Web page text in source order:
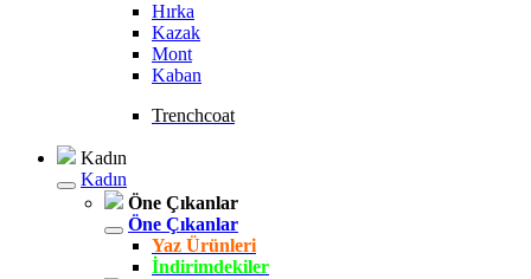
Hırka
Kazak
Mont
Kaban
Trenchcoat
Kadın
Kadın
Öne Çıkanlar
Öne Çıkanlar
Yaz Ürünleri
İndirimdekiler